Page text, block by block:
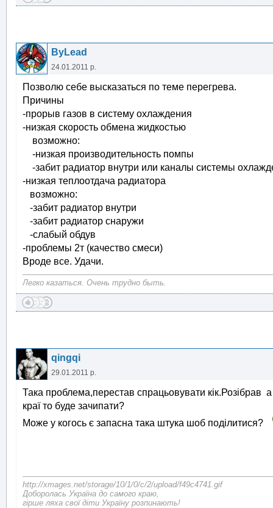
ByLead
24.01.2011 р.
Позволю себе высказаться по теме перегрева.
Причины
-прорыв газов в систему охлаждения
-низкая скорость обмена жидкостью
возможно:
-низкая производительность помпы
-забит радиатор внутри или каналы системы
-низкая теплоотдача радиатора
возможно:
-забит радиатор внутри
-забит радиатор снаружи
-слабый обдув
-проблемы 2т (качество смеси)
Вроде все. Удачи.
Легко казаться. Очень трудно быть.
qingqi
29.01.2011 р.
Така проблема,перестав спрацьовувати кік.Розібрав
краї то буде зачипати?
Може у когось є запасна така штука шоб поділитися?
http://xmages.net/storage/10/1/0/c/2/upload/f49c4741.gif
Доборолась Україна до самого краю,
гірше ляха свої діти Україну розпинають!